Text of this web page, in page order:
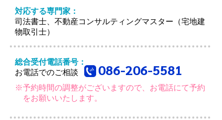
対応する専門家：
司法書士、不動産コンサルティングマスター（宅地建
物取引士）
総合受付電話番号：
お電話でのご相談
086-206-5581
※予約時間の調整がございますので、お電話にて予約
をお願いいたします。